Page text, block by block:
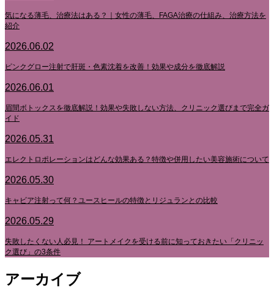
気になる薄毛、治療法はある？｜女性の薄毛、FAGA治療の仕組み、治療方法を
紹介
2026.06.02
ピンクグロー注射で肝斑・色素沈着を改善！効果や成分を徹底解説
2026.06.01
眉間ボトックスを徹底解説！効果や失敗しない方法、クリニック選びまで完全ガ
イド
2026.05.31
エレクトロポレーションはどんな効果ある？特徴や併用したい美容施術について
2026.05.30
キャビア注射って何？ユースヒールの特徴とリジュランとの比較
2026.05.29
失敗したくない人必見！ アートメイクを受ける前に知っておきたい「クリニッ
ク選び」の3条件
アーカイブ